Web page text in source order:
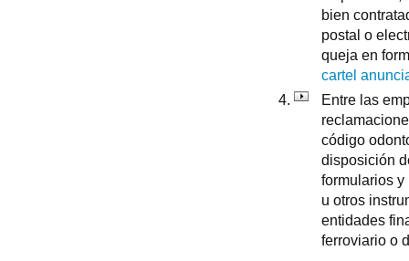
bien
postal o
queja en
cartel
Entre las
código
disposición
formularios
u otros
entidades
ferroviario o